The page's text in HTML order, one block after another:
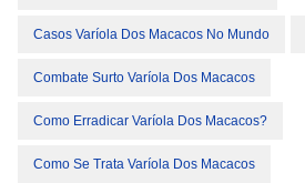
Casos Varíola Dos Macacos No Mundo
Combate Surto Varíola Dos Macacos
Como Erradicar Varíola Dos Macacos?
Como Se Trata Varíola Dos Macacos